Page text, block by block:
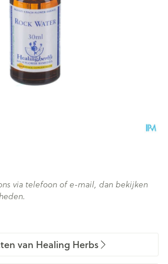
via telefoon of e-mail, dan bekijken
van Healing Herbs